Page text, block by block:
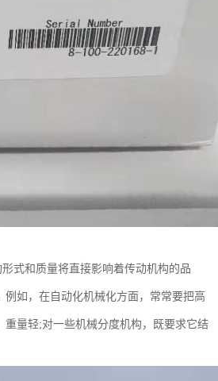
式和质量将直接影响着传动机构的品
如，在自动化机械化方面，常常要把高
量轻;对一些机械分度机构，既要求它结